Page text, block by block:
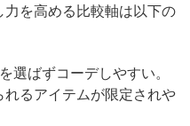
を高める比較軸は以下の
選ばずコーデしやすい。
るアイテムが限定されや